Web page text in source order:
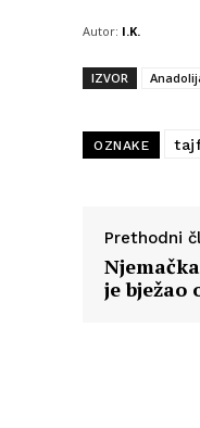
Autor: I.K.
IZVOR
OZNAKE
Prethodni
je bježao